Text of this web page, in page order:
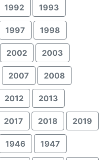
1992 1993
1997 1998
2002 2003
2007 2008
2012 2013
2017 2018 2019
1946 1947